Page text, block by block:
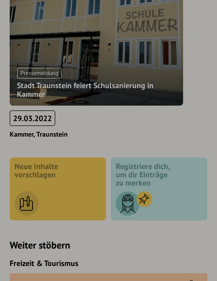
Pressemeldung
Stadt Traunstein feiert Schulsanierung in
Kammer
29.03.2022
Kammer Traunstein
Neue Inhalte
vorschlagen
Registriere dich,
um dir Einträge
zu merken
Weiter stöbern
Freizeit & Tourismus